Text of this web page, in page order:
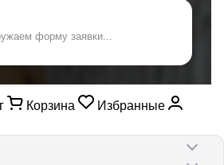
форму заявки...
Корзина
Избранные